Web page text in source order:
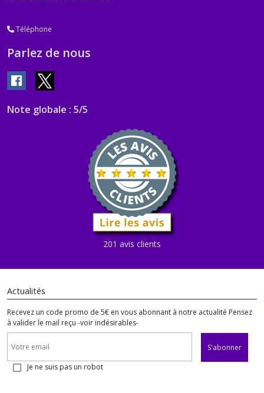
Téléphone
Parlez de nous
Note globale : 5/5
201 avis clients
Actualités
Recevez un code promo de 5€ en vous abonnant à notre actualité Pensez
à valider le mail reçu -voir indésirables-
S'abonner
Je ne suis pas un robot